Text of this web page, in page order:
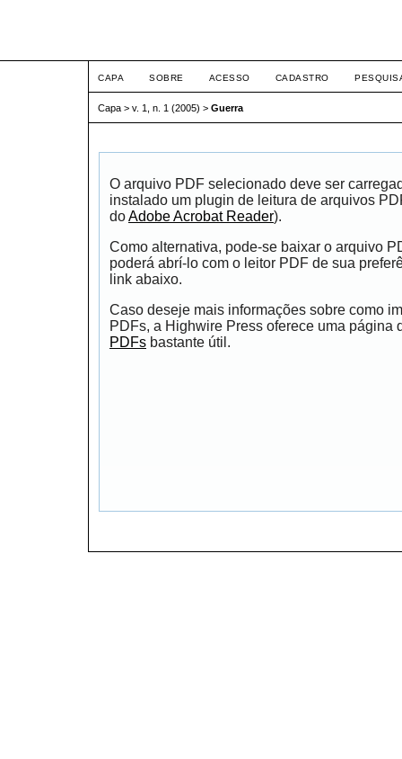
CAPA SOBRE ACESSO CADASTRO
Capa > v. 1, n. 1 (2005) > Guerra
O arquivo PDF selecionado deve ser
instalado um plugin de leitura de arquivos
doAdobe Acrobat Reader).
Como alternativa, pode-se baixar o arquivo
poderá abrí-lo com o leitor PDF de sua
link abaixo.
Caso deseje mais informações sobre como
PDFs, a Highwire Press oferece uma página
PDFs bastante útil.